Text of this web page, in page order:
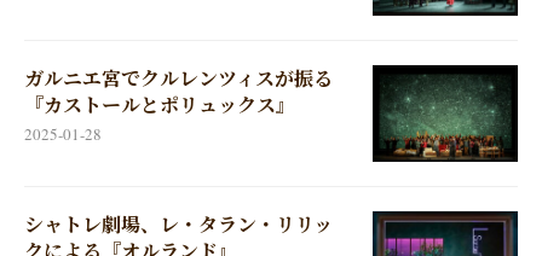
ガルニエ宮でクルレンツィスが振る
『カストールとポリュックス』
2025-01-28
シャトレ劇場、レ・タラン・リリッ
クによる『オルランド』